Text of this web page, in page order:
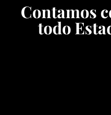
Contamos
todo